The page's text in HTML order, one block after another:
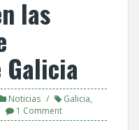
las
Noticias Galicia,
1 Comment